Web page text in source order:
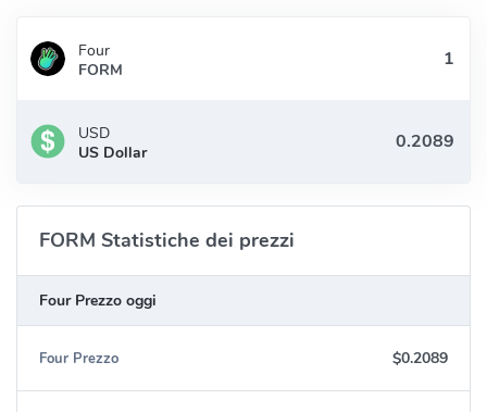
Four
FORM
USD
US Dollar
FORM Statistiche dei prezzi
Four Prezzo oggi
Four Prezzo $0.2089